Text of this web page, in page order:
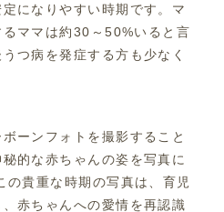
になりやすい時期です。マ
ママは約30～50%いると言
つ病を発症する方も少なく
ーンフォトを撮影すること
的な赤ちゃんの姿を写真に
の貴重な時期の写真は、育児
赤ちゃんへの愛情を再認識